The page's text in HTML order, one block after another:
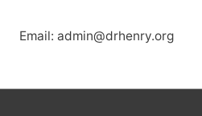
Email: admin@drhenry.org